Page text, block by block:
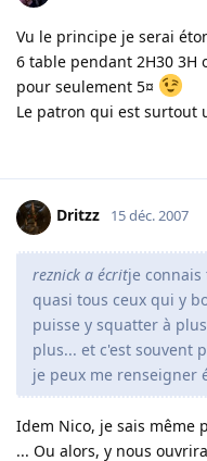
Vu le principe je serai
6 table pendant 2H30 3H
pour seulement 5¤
Le patron qui est surtout
Dritzz 15 déc. 2007
reznick a écritje
quasi tous ceux qui y
puisse y squatter à
plus... et c'est souvent
je peux me renseigner
Idem Nico, je sais même
... Ou alors, y nous